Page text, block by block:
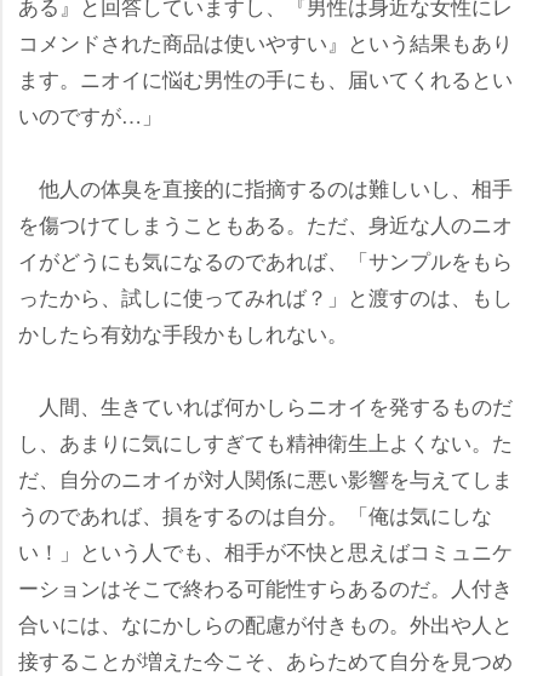
コメンドされた商品は使いやすい』という結果もあり
ます。ニオイに悩む男性の手にも、届いてくれるとい
いのですが…」
他人の体臭を直接的に指摘するのは難しいし、相手
を傷つけてしまうこともある。ただ、身近な人のニオ
イがどうにも気になるのであれば、「サンプルをもら
ったから、試しに使ってみれば？」と渡すのは、もし
かしたら有効な手段かもしれない。
人間、生きていれば何かしらニオイを発するものだ
し、あまりに気にしすぎても精神衛生上よくない。た
だ、自分のニオイが対人関係に悪い影響を与えてしま
うのであれば、損をするのは自分。「俺は気にしな
い！」という人でも、相手が不快と思えばコミュニケ
ーションはそこで終わる可能性すらあるのだ。人付き
合いには、なにかしらの配慮が付きもの。外出や人と
接することが増えた今こそ、あらためて自分を見つめ